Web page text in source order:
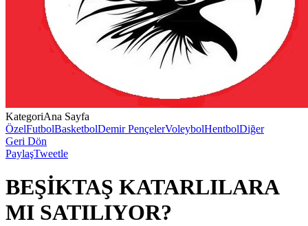
KategoriAna Sayfa
ÖzelFutbolBasketbolDemir PençelerVoleybolHentbolDiğer
Geri Dön
PaylaşTweetle
BEŞİKTAŞ KATARLILARA
MI SATILIYOR?